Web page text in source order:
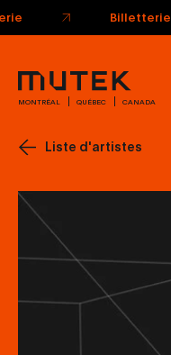
Billetterie
MONTRÉAL QUÉBEC CANADA
Liste d'artistes